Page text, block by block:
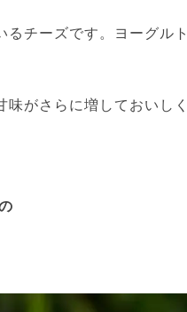
チーズです。ヨーグル
がさらに増しておいし